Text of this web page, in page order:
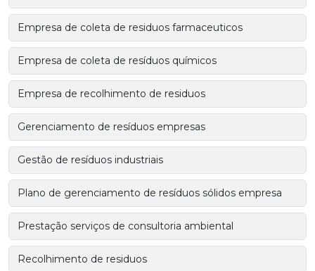
Empresa de coleta de residuos farmaceuticos
Empresa de coleta de resíduos químicos
Empresa de recolhimento de residuos
Gerenciamento de resíduos empresas
Gestão de resíduos industriais
Plano de gerenciamento de resíduos sólidos empresa
Prestação serviços de consultoria ambiental
Recolhimento de residuos